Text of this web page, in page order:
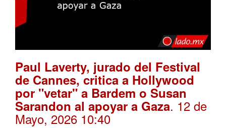
Paul Laverty, jurado del Festival
de Cannes, critica a Hollywood
por "vetar" a Bardem o Susan
Sarandon al apoyar a Gaza. 12 de
Mayo, 2026 10:40